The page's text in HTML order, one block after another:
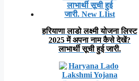
हरियाणा लाडो लक्ष्मी योजना लिस्ट
2025 में अपना नाम कैसे देखें?
लाभार्थी सूची हुई जारी.